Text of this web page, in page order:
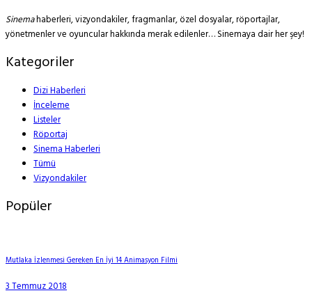
Sinemahaberleri, vizyondakiler, fragmanlar, özel dosyalar, röportajlar,
yönetmenler ve oyuncular hakkında merak edilenler… Sinemaya dair her şey!
Kategoriler
Dizi Haberleri
İnceleme
Listeler
Röportaj
Sinema Haberleri
Tümü
Vizyondakiler
Popüler
Mutlaka İzlenmesi Gereken En İyi 14 Animasyon Filmi
3 Temmuz 2018